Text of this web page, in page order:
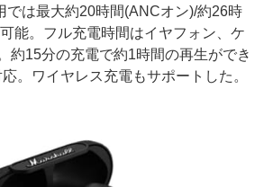
では最大約20時間(ANCオン)/約26時
能。フル充電時間はイヤフォン、ケ
約15分の充電で約1時間の再生ができ
。ワイヤレス充電もサポートした。